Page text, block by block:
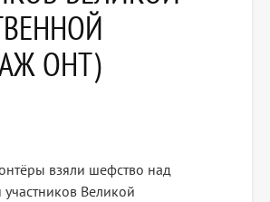
ОНТ)
взяли шефство над
Великой